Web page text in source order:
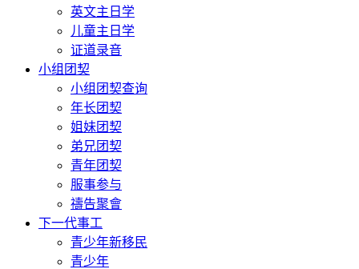
英文主日学
儿童主日学
证道录音
小组团契
小组团契查询
年长团契
姐妹团契
弟兄团契
青年团契
服事参与
禱告聚會
下一代事工
青少年新移民
青少年